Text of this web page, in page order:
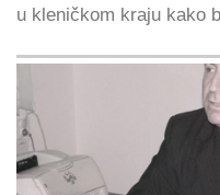
u kleničkom kraju kako